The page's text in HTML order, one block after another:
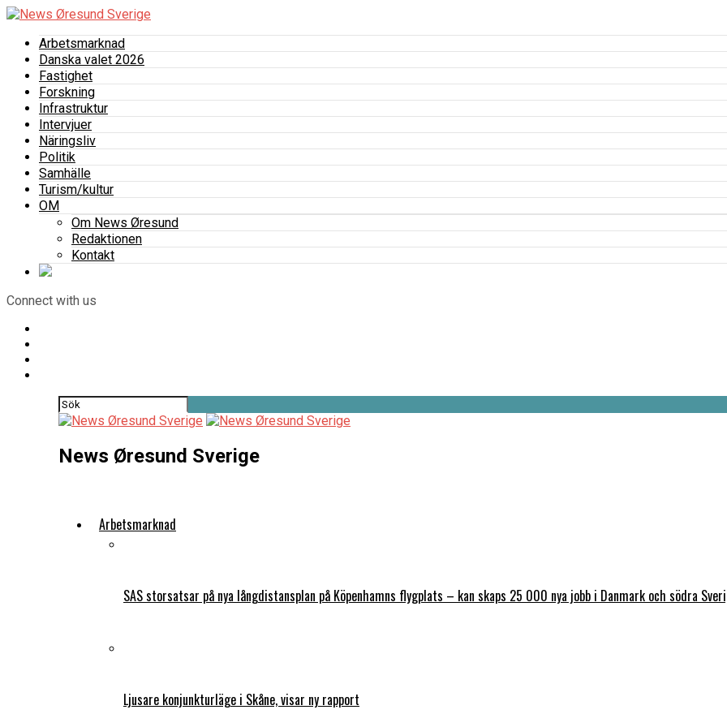
Arbetsmarknad
Danska valet 2026
Fastighet
Forskning
Infrastruktur
Intervjuer
Näringsliv
Politik
Samhälle
Turism/kultur
OM
Om News Øresund
Redaktionen
Kontakt
Connect with us
News Øresund Sverige
Arbetsmarknad
SAS storsatsar på nya långdistansplan på Köpenhamns flygplats – kan skaps 25 000 nya jobb i Danmark och södra
Ljusare konjunkturläge i Skåne, visar ny rapport